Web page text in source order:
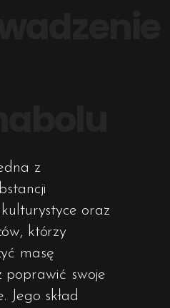
z
oraz
którzy
masę
poprawić swoje
Jego skład